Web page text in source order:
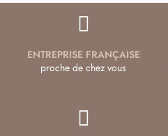
ENTREPRISE FRANÇAISE
proche de chez vous